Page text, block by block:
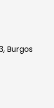
Burgos